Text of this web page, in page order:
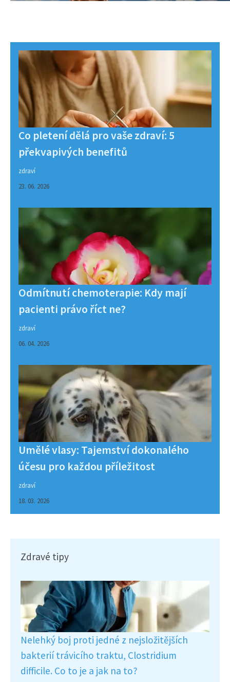
Co pletení dělá pro vaše zdraví: 5
překvapivých benefitů
zdraví
23. 06. 2026
Odmítnutí chemoterapie: Kdy mají
pacienti právo říct ne?
zdraví
06. 04. 2026
Umělé vlasy: Tajemství dokonalého
účesu pro každou příležitost
zdraví
18. 03. 2026
Zdravé tipy
Nelehký boj proti jedné z nejsložitějších
bakterií trávicího traktu, Clostridium
difficile. Co to je a jak na to?